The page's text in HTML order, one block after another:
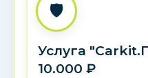
🛡️
Услуга
10.000 ₽